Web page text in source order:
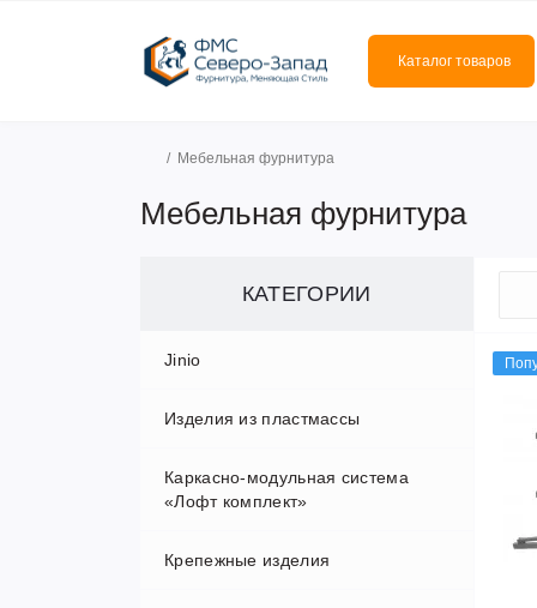
Каталог товаров
Мебельная фурнитура
Мебельная фурнитура
КАТЕГОРИИ
Jinio
Изделия из пластмассы
Заглушки
Каркасно-модульная система
«Лофт комплект»
Алюминиевый профиль
Крепежные изделия